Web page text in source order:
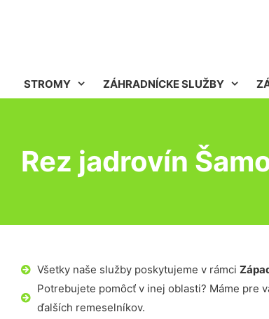
STROMY ZÁHRADNÍCKE SLUŽBY
Rez jadrovín
Všetky naše služby poskytujeme v rámci
Potrebujete pomôcť v inej oblasti? Máme pre
ďalších remeselníkov.